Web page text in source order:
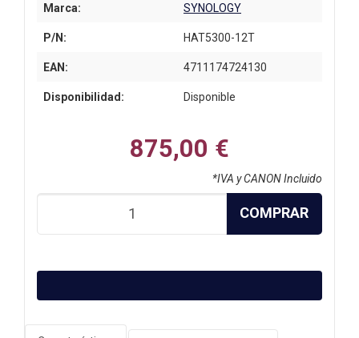
Marca: SYNOLOGY
P/N: HAT5300-12T
EAN: 4711174724130
Disponibilidad: Disponible
875,00 €
*IVA y CANON Incluido
COMPRAR